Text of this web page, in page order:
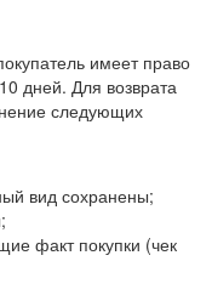
имеет право
дней. Для возврата
следующих
вид сохранены;
факт покупки (чек